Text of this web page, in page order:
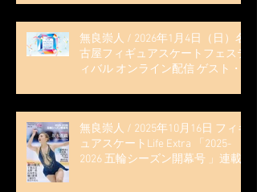
無良崇人 / 2026年1月4日（日）名
古屋フィギュアスケートフェステ
ィバル オンライン配信 ゲスト・
無良崇人 / 2025年10月16日 フィギ
ュアスケートLife Extra 「2025-
2026 五輪シーズン開幕号 」連載